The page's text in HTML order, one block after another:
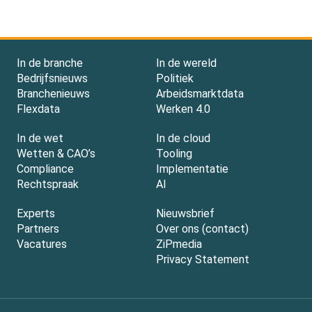
In de branche
Bedrijfsnieuws
Branchenieuws
Flexdata
In de wereld
Politiek
Arbeidsmarktdata
Werken 4.0
In de wet
Wetten & CAO’s
Compliance
Rechtspraak
In de cloud
Tooling
Implementatie
AI
Experts
Partners
Vacatures
Nieuwsbrief
Over ons (contact)
ZiPmedia
Privacy Statement